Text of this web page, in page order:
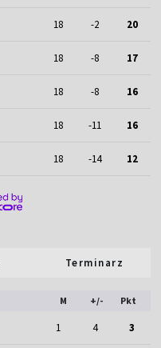
18 -2 20
18 -8 17
18 -8 16
18 -11 16
18 -14 12
Terminarz
M +/- Pkt
1 4 3